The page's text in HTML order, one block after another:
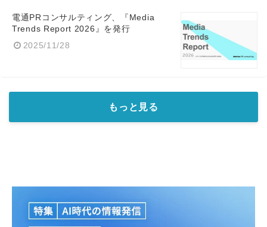
電通PRコンサルティング、『Media
Trends Report 2026』を発行
2025/11/28
もっと見る